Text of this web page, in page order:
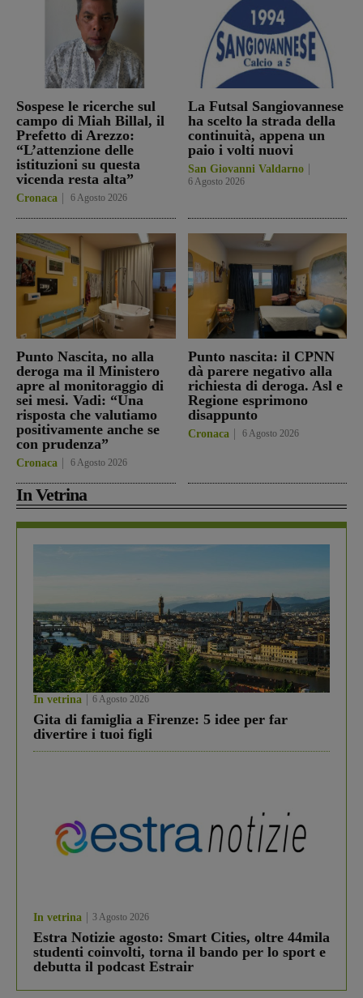
Sospese le ricerche sul
campo di Miah Billal, il
Prefetto di Arezzo:
“L’attenzione delle
istituzioni su questa
vicenda resta alta”
Cronaca 6 Agosto 2026
La Futsal Sangiovannese
ha scelto la strada della
continuità, appena un
paio i volti nuovi
San Giovanni Valdarno
6 Agosto 2026
Punto Nascita, no alla
deroga ma il Ministero
apre al monitoraggio di
sei mesi. Vadi: “Una
risposta che valutiamo
positivamente anche se
con prudenza”
Cronaca 6 Agosto 2026
Punto nascita: il CPNN
dà parere negativo alla
richiesta di deroga. Asl e
Regione esprimono
disappunto
Cronaca 6 Agosto 2026
In Vetrina
In vetrina 6 Agosto 2026
Gita di famiglia a Firenze: 5 idee per far
divertire i tuoi figli
In vetrina 3 Agosto 2026
Estra Notizie agosto: Smart Cities, oltre 44mila
studenti coinvolti, torna il bando per lo sport e
debutta il podcast Estrair